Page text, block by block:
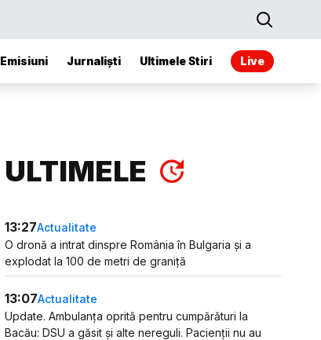
Emisiuni Jurnaliști Ultimele Stiri Live
ULTIMELE
13:27Actualitate
O dronă a intrat dinspre România în Bulgaria și a
explodat la 100 de metri de graniță
13:07Actualitate
Update. Ambulanța oprită pentru cumpărături la
Bacău: DSU a găsit și alte nereguli. Pacienții nu au